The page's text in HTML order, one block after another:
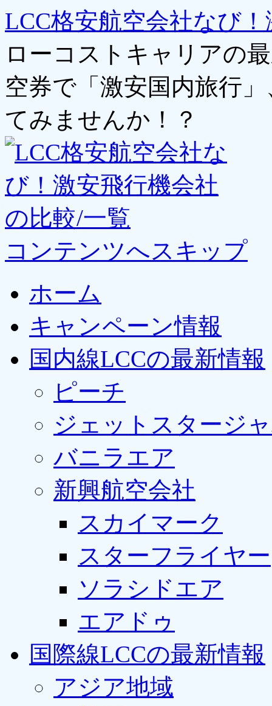
LCC格安航空会社なび
ローコストキャリアの
空券で「激安国内旅行
てみませんか！？
コンテンツへスキップ
ホーム
キャンペーン情報
国内線LCCの最新情報
ピーチ
ジェットスタージ
バニラエア
新興航空会社
スカイマーク
スターフライヤー
ソラシドエア
エアドゥ
国際線LCCの最新情報
アジア地域